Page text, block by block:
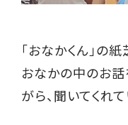
「おなかくん」の
おなかの中のお話
がら、聞いてくれ